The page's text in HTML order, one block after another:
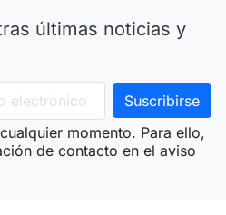
últimas noticias y
momento. Para ello,
de contacto en el aviso